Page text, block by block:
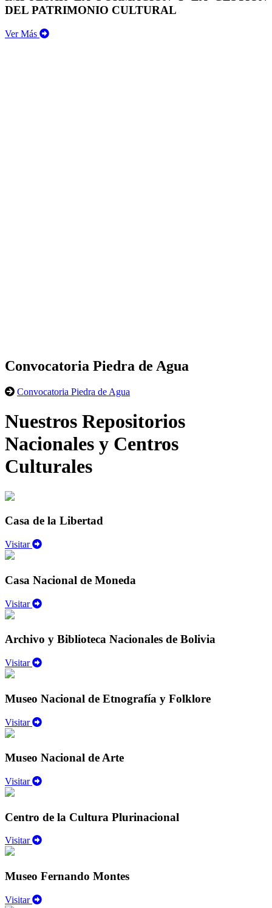
DEL PATRIMONIO CULTURAL
Ver Más
Convocatoria Piedra de Agua
Convocatoria Piedra de Agua
Nuestros Repositorios
Nacionales y Centros
Culturales
Casa de la Libertad
Visitar
Casa Nacional de Moneda
Visitar
Archivo y Biblioteca Nacionales de Bolivia
Visitar
Museo Nacional de Etnografía y Folklore
Visitar
Museo Nacional de Arte
Visitar
Centro de la Cultura Plurinacional
Visitar
Museo Fernando Montes
Visitar